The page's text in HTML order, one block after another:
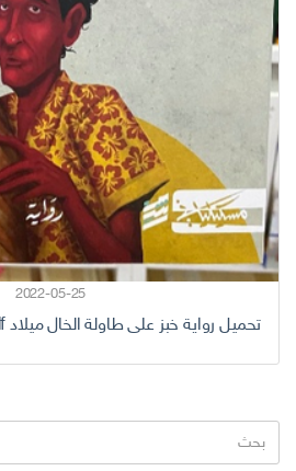
2022-05-25
تحميل رواية خبز على طاولة الخال ميلاد pdf للكاتب محمد النعاس
البحث
عن: